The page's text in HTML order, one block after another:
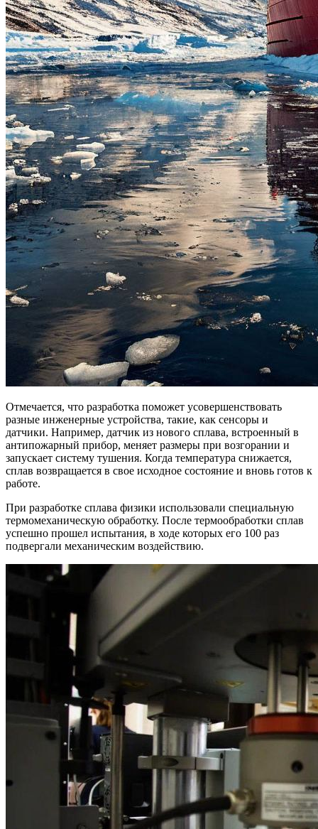
Отмечается, что разработка поможет усовершенствовать
разные инженерные устройства, такие, как сенсоры и
датчики. Например, датчик из нового сплава, встроенный в
антипожарный прибор, меняет размеры при возгорании и
запускает систему тушения. Когда температура снижается,
сплав возвращается в свое исходное состояние и вновь готов к
работе.
При разработке сплава физики использовали специальную
термомеханическую обработку. После термообработки сплав
успешно прошел испытания, в ходе которых его 100 раз
подвергали механическим воздействию.